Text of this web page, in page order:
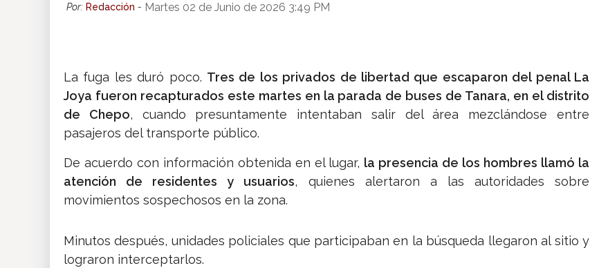
Por: Redacción - Martes 02 de Junio de 2026 3:49 PM
La fuga les duró poco. Tres de los privados de libertad que escaparon del penal La
Joya fueron recapturados este martes en la parada de buses de Tanara, en el distrito
de Chepo, cuando presuntamente intentaban salir del área mezclándose entre
pasajeros del transporte público.
De acuerdo con información obtenida en el lugar, la presencia de los hombres llamó la
atención de residentes y usuarios, quienes alertaron a las autoridades sobre
movimientos sospechosos en la zona.
Minutos después, unidades policiales que participaban en la búsqueda llegaron al sitio y
lograron interceptarlos.